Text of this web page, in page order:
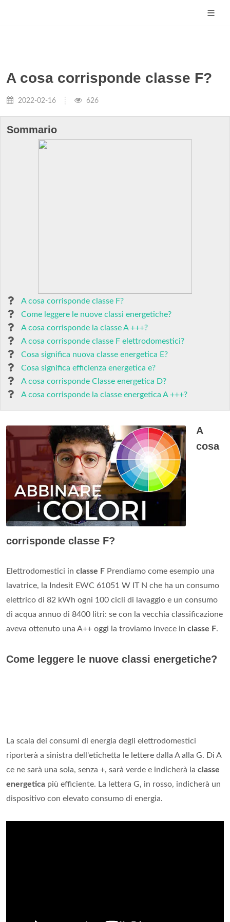
A cosa corrisponde classe F?
2022-02-16 626
Sommario
A cosa corrisponde classe F?
Come leggere le nuove classi energetiche?
A cosa corrisponde la classe A +++?
A cosa corrisponde classe F elettrodomestici?
Cosa significa nuova classe energetica E?
Cosa significa efficienza energetica e?
A cosa corrisponde Classe energetica D?
A cosa corrisponde la classe energetica A +++?
A
cosa
corrisponde classe F?
Elettrodomestici in classe F Prendiamo come esempio una
lavatrice, la Indesit EWC 61051 W IT N che ha un consumo
elettrico di 82 kWh ogni 100 cicli di lavaggio e un consumo
di acqua annuo di 8400 litri: se con la vecchia classificazione
aveva ottenuto una A++ oggi la troviamo invece in classe F.
Come leggere le nuove classi energetiche?
La scala dei consumi di energia degli elettrodomestici
riporterà a sinistra dell'etichetta le lettere dalla A alla G. Di A
ce ne sarà una sola, senza +, sarà verde e indicherà la classe
energetica più efficiente. La lettera G, in rosso, indicherà un
dispositivo con elevato consumo di energia.